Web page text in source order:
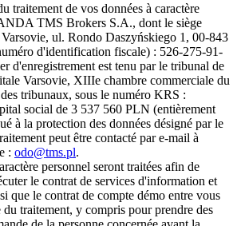
traitement de vos données à caractère
TMS Brokers S.A., dont le siège
Varsovie, ul. Rondo Daszyńskiego 1, 00-843
d'identification fiscale) : 526-275-91-
d'enregistrement est tenu par le tribunal de
Varsovie, XIIIe chambre commerciale du
tribunaux, sous le numéro KRS :
social de 3 537 560 PLN (entièrement
à la protection des données désigné par le
peut être contacté par e-mail à
: odo@tms.pl.
personnel seront traitées afin de
le contrat de services d'information et
que le contrat de compte démo entre vous
du traitement, y compris pour prendre des